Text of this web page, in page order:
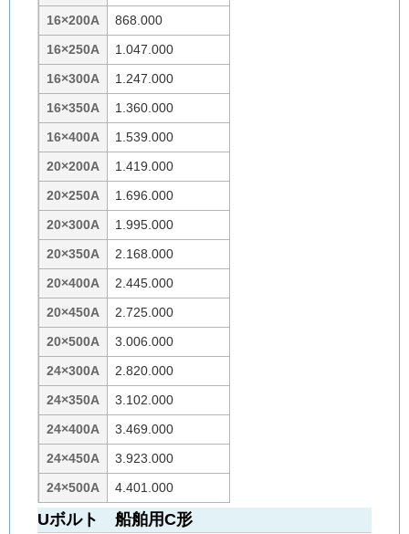
16×200A
868.000
16×250A
1.047.000
16×300A
1.247.000
16×350A
1.360.000
16×400A
1.539.000
20×200A
1.419.000
20×250A
1.696.000
20×300A
1.995.000
20×350A
2.168.000
20×400A
2.445.000
20×450A
2.725.000
20×500A
3.006.000
24×300A
2.820.000
24×350A
3.102.000
24×400A
3.469.000
24×450A
3.923.000
24×500A
4.401.000
Uボルト 船舶用C形